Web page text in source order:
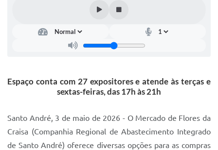
Legislação
Lei de acesso à informação
Mobilidade Urbana Sustentável
Parque Escola
Espaço conta com 27 expositores e atende às terças e
sextas-feiras, das 17h às 21h
Santo André, 3 de maio de 2026 - O Mercado de Flores da
Craisa (Companhia Regional de Abastecimento Integrado
de Santo André) oferece diversas opções para as compras